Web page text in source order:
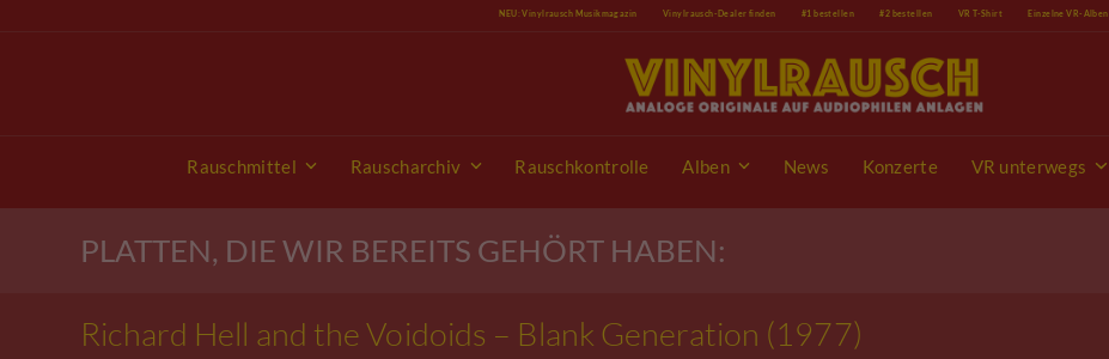
NEU: Vinylrausch Musikmagazin Vinylrausch-Dealer finden #1 bestellen #2 bestellen VR T-Shirt Einzelne VR-Alben
Rauschmittel Rauscharchiv Rauschkontrolle Alben News Konzerte VR unterwegs
PLATTEN, DIE WIR BEREITS GEHÖRT HABEN:
Richard Hell and the Voidoids – Blank Generation (1977)